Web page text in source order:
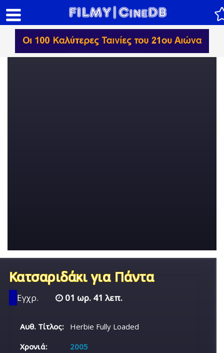
Κατσαριδάκι για Πάντα
Εγχρ. 01 ωρ. 41 λεπ.
Αυθ. Τίτλος:
Herbie Fully Loaded
Χρονιά:
2005